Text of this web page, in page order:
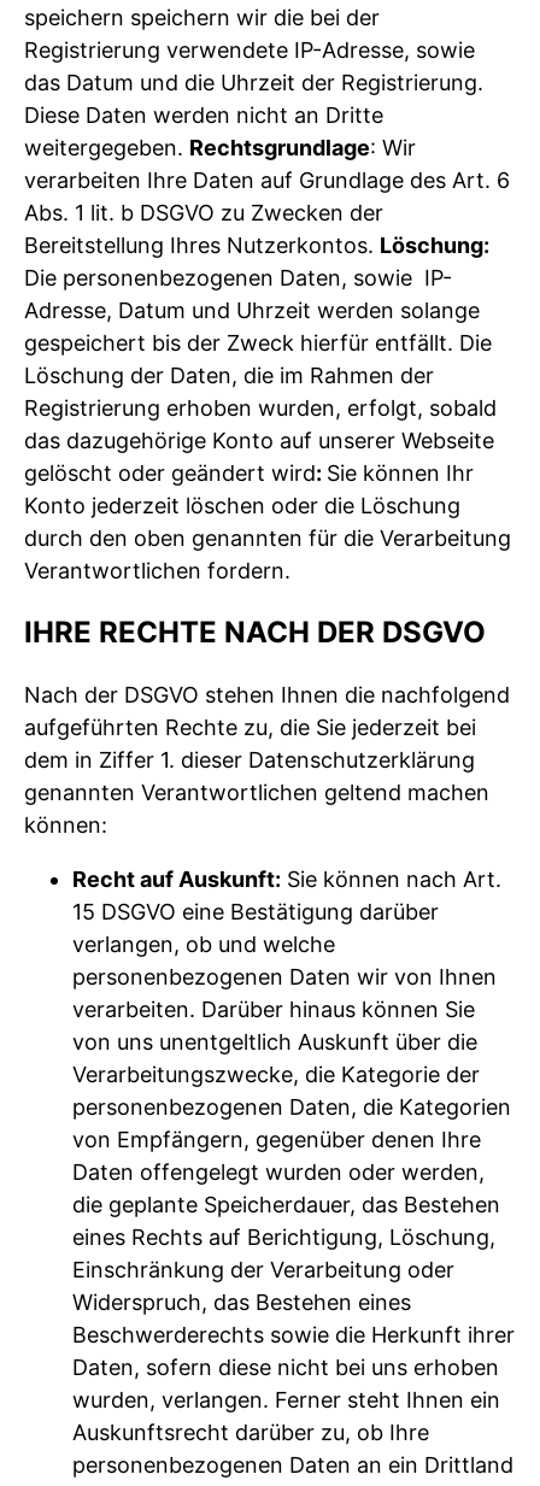
speichern speichern wir die bei der
Registrierung verwendete IP-Adresse, sowie
das Datum und die Uhrzeit der Registrierung.
Diese Daten werden nicht an Dritte
weitergegeben. Rechtsgrundlage: Wir
verarbeiten Ihre Daten auf Grundlage des Art. 6
Abs. 1 lit. b DSGVO zu Zwecken der
Bereitstellung Ihres Nutzerkontos. Löschung:
Die personenbezogenen Daten, sowie IP-
Adresse, Datum und Uhrzeit werden solange
gespeichert bis der Zweck hierfür entfällt. Die
Löschung der Daten, die im Rahmen der
Registrierung erhoben wurden, erfolgt, sobald
das dazugehörige Konto auf unserer Webseite
gelöscht oder geändert wird: Sie können Ihr
Konto jederzeit löschen oder die Löschung
durch den oben genannten für die Verarbeitung
Verantwortlichen fordern.
IHRE RECHTE NACH DER DSGVO
Nach der DSGVO stehen Ihnen die nachfolgend
aufgeführten Rechte zu, die Sie jederzeit bei
dem in Ziffer 1. dieser Datenschutzerklärung
genannten Verantwortlichen geltend machen
können:
Recht auf Auskunft: Sie können nach Art.
15 DSGVO eine Bestätigung darüber
verlangen, ob und welche
personenbezogenen Daten wir von Ihnen
verarbeiten. Darüber hinaus können Sie
von uns unentgeltlich Auskunft über die
Verarbeitungszwecke, die Kategorie der
personenbezogenen Daten, die Kategorien
von Empfängern, gegenüber denen Ihre
Daten offengelegt wurden oder werden,
die geplante Speicherdauer, das Bestehen
eines Rechts auf Berichtigung, Löschung,
Einschränkung der Verarbeitung oder
Widerspruch, das Bestehen eines
Beschwerderechts sowie die Herkunft ihrer
Daten, sofern diese nicht bei uns erhoben
wurden, verlangen. Ferner steht Ihnen ein
Auskunftsrecht darüber zu, ob Ihre
personenbezogenen Daten an ein Drittland